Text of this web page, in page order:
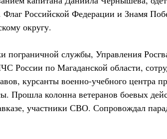
Российской Федерации и Знамя
округу.
службы, Управления
России по Магаданской области,
курсанты военно-учебного
Прошла колонна ветеранов боевых
участники СВО. Сопровождал